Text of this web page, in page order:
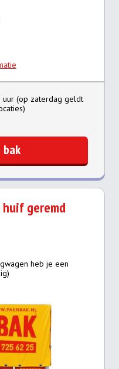
uur (op zaterdag geldt
bak
geremd
heb je een